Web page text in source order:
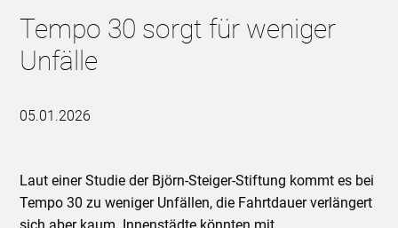
Tempo 30 sorgt für weniger
Unfälle
05.01.2026
Laut einer Studie der Björn-Steiger-Stiftung kommt es bei
Tempo 30 zu weniger Unfällen, die Fahrtdauer verlängert